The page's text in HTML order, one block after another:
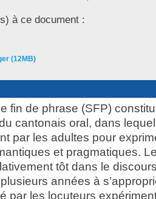
à ce document :
(12MB)
fin de phrase (SFP)
cantonais oral, dans
par les adultes pour
et pragmatiques.
tôt dans le
années à
par les locuteurs